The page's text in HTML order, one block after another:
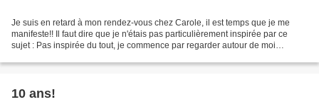
Je suis en retard à mon rendez-vous chez Carole, il est temps que je me
manifeste!! Il faut dire que je n'étais pas particulièrement inspirée par ce
sujet : Pas inspirée du tout, je commence par regarder autour de moi
10 ans!